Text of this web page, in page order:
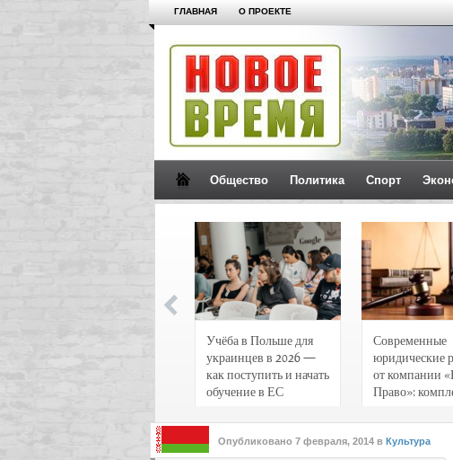
ГЛАВНАЯ О ПРОЕКТЕ
Общество Политика Спорт
Учёба в Польше для
украинцев в 2026 —
как поступить и начать
обучение в ЕС
Современные
юридические
от компании
Право»:
интересов
Опубликовано 7 февраля, 2014 в Культура